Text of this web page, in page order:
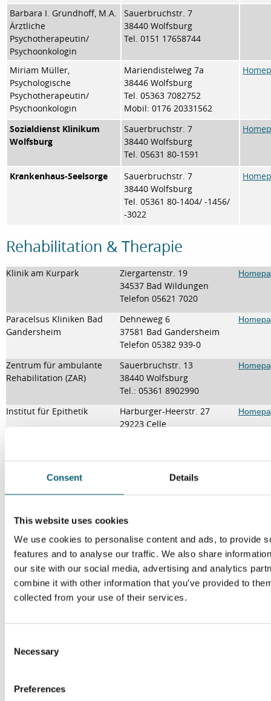
Consent Details
This website uses cookies
We use cookies to personalise content and ads, to provide
features and to analyse our traffic. We also share
our site with our social media, advertising and analytics
combine it with other information that you’ve provided to
collected from your use of their services.
Necessary
Preferences
Barbara I. Grundhoff, M.A.
Ärztliche
Psychotherapeutin/
Psychoonkologin
Sauerbruchstr. 7
38440 Wolfsburg
Tel. 0151 17658744
Miriam Müller,
Psychologische
Psychotherapeutin/
Psychoonkologin
Mariendistelweg 7a
38446 Wolfsburg
Tel. 05363 7082752
Mobil: 0176 20331562
Sozialdienst Klinikum
Wolfsburg
Sauerbruchstr. 7
38440 Wolfsburg
Tel. 05631 80-1591
Krankenhaus-Seelsorge
Sauerbruchstr. 7
38440 Wolfsburg
Tel. 05361 80-1404/ -1456/
-3022
Rehabilitation & Therapie
Klinik am Kurpark
Ziergartenstr. 19
34537 Bad Wildungen
Telefon 05621 7020
Paracelsus Kliniken Bad
Gandersheim
Dehneweg 6
37581 Bad Gandersheim
Telefon 05382 939-0
Zentrum für ambulante
Rehabilitation (ZAR)
Sauerbruchstr. 13
38440 Wolfsburg
Tel.: 05361 8902990
Institut für Epithetik
Harburger-Heerstr. 27
29223 Celle
EthikNetz Wolfsburg
Eichendorffstr. 7-9
Tel.: 05361 600 9290
Lob- und Beschwerde-
management im Klinikum
Wolfsburg
Sauerbruchstr. 7
38440 Wolfsburg
05361 80-1210
Melina Wenger